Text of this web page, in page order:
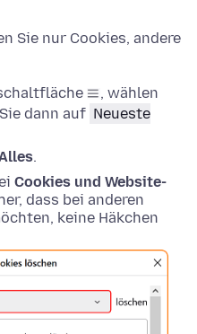
Sie nur Cookies, andere
, wählen
dann auf Neueste
.
Cookies und Website-
dass bei anderen
keine Häkchen